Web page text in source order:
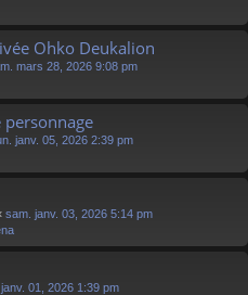
Ohko Deukalion
mars 28, 2026 9:08 pm
janv. 05, 2026 2:39 pm
sam. janv. 03, 2026 5:14 pm
01, 2026 1:39 pm